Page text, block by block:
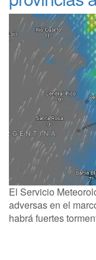
El Servicio
adversas en el
habrá fuertes